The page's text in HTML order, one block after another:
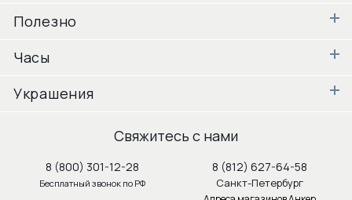
Полезно
Часы
Украшения
Свяжитесь с нами
8 (800) 301-12-28
Бесплатный звонок по РФ
8 (812) 627-64-58
Санкт-Петербург